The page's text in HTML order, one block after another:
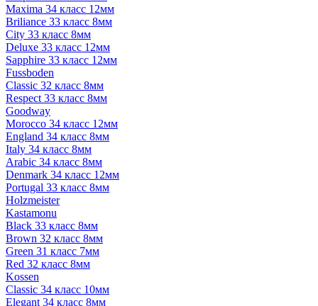
Maxima 34 класс 12мм
Briliance 33 класс 8мм
City 33 класс 8мм
Deluxe 33 класс 12мм
Sapphire 33 класс 12мм
Fussboden
Classic 32 класс 8мм
Respect 33 класс 8мм
Goodway
Morocco 34 класс 12мм
England 34 класс 8мм
Italy 34 класс 8мм
Arabic 34 класс 8мм
Denmark 34 класс 12мм
Portugal 33 класс 8мм
Holzmeister
Kastamonu
Black 33 класс 8мм
Brown 32 класс 8мм
Green 31 класс 7мм
Red 32 класс 8мм
Kossen
Classic 34 класс 10мм
Elegant 34 класс 8мм